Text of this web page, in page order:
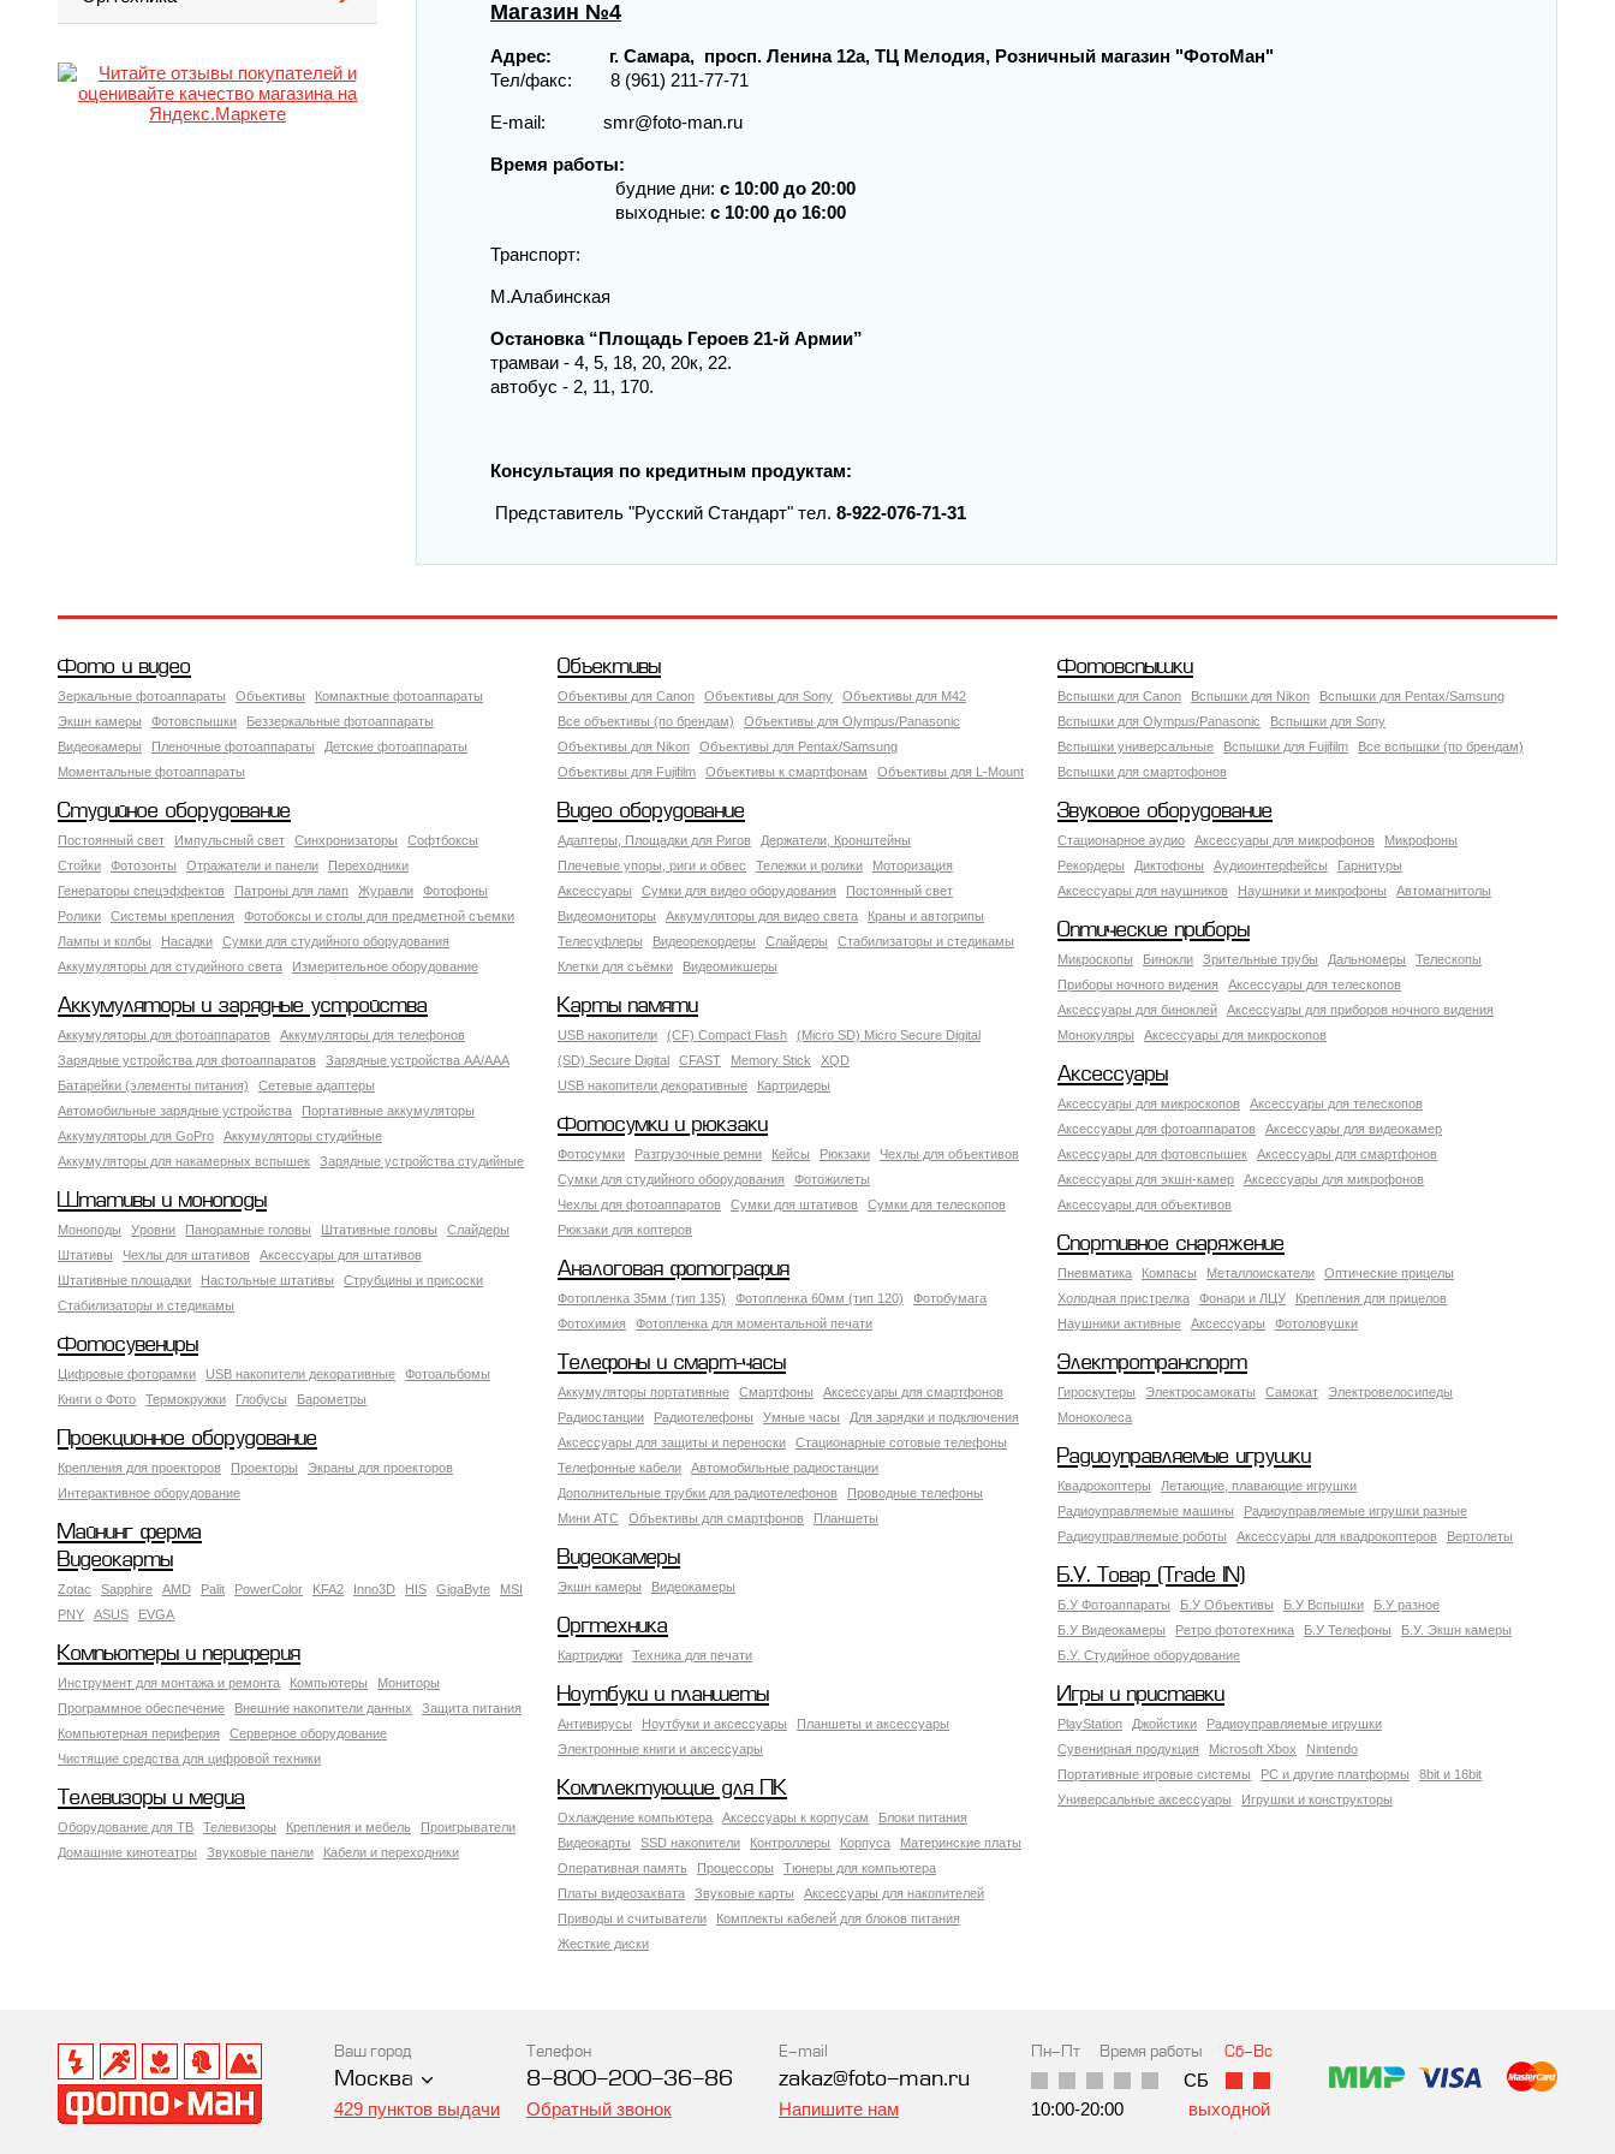
Магазин №4
Адрес: г. Самара, просп. Ленина 12а, ТЦ Мелодия, Розничный магазин "ФотоМан"
Тел/факс: 8 (961) 211-77-71
E-mail: smr@foto-man.ru
Время работы:
будние дни: с 10:00 до 20:00
выходные: с 10:00 до 16:00
Транспорт:
М.Алабинская
Остановка “Площадь Героев 21-й Армии”
трамваи - 4, 5, 18, 20, 20к, 22.
автобус - 2, 11, 170.
Консультация по кредитным продуктам:
Представитель "Русский Стандарт" тел. 8-922-076-71-31
Фото и видео
Зеркальные фотоаппараты Объективы
Компактные фотоаппараты
Экшн камеры
Фотовспышки
Беззеркальные фотоаппараты
Видеокамеры
Пленочные фотоаппараты
Детские фотоаппараты
Моментальные фотоаппараты
Объективы
Объективы для Canon Объективы для Sony
Объективы для M42
Все объективы (по брендам)
Объективы для Olympus/Panasonic
Объективы для Nikon
Объективы для Pentax/Samsung
Объективы для Fujifilm
Объективы к смартфонам Объективы для L-Mount
Фотовспышки
Вспышки для Canon Вспышки для Nikon
Вспышки для Pentax/Samsung
Вспышки для Olympus/Panasonic
Вспышки для Sony
Вспышки универсальные
Вспышки для Fujifilm
Все вспышки (по брендам)
Вспышки для смартофонов
Студийное оборудование
Постоянный свет Импульсный свет Синхронизаторы
Софтбоксы
Стойки
Фотозонты Отражатели и панели
Переходники
Генераторы спецэффектов
Патроны для ламп Журавли
Фотофоны
Ролики
Системы крепления
Фотобоксы и столы для предметной съемки
Лампы и колбы
Насадки
Сумки для студийного оборудования
Аккумуляторы для студийного света
Измерительное оборудование
Видео оборудование
Адаптеры, Площадки для Ригов
Держатели, Кронштейны
Плечевые упоры, риги и обвес
Тележки и ролики
Моторизация
Аксессуары
Сумки для видео оборудования
Постоянный свет
Видеомониторы
Аккумуляторы для видео света
Краны и автогрипы
Телесуфлеры
Видеорекордеры Слайдеры
Стабилизаторы и стедикамы
Клетки для съёмки
Видеомикшеры
Звуковое оборудование
Стационарное аудио Аксессуары для микрофонов
Микрофоны
Рекордеры
Диктофоны Аудиоинтерфейсы
Гарнитуры
Аксессуары для наушников
Наушники и микрофоны Автомагнитолы
Оптические приборы
Микроскопы Бинокли Зрительные трубы Дальномеры
Телескопы
Приборы ночного видения
Аксессуары для телескопов
Аксессуары для биноклей
Аксессуары для приборов ночного видения
Монокуляры
Аксессуары для микроскопов
Аккумуляторы и зарядные устройства
Аккумуляторы для фотоаппаратов
Аккумуляторы для телефонов
Зарядные устройства для фотоаппаратов
Зарядные устройства AA/AAA
Батарейки (элементы питания)
Сетевые адаптеры
Автомобильные зарядные устройства
Портативные аккумуляторы
Аккумуляторы для GoPro
Аккумуляторы студийные
Аккумуляторы для накамерных вспышек
Зарядные устройства студийные
Карты памяти
USB накопители (CF) Compact Flash
(Micro SD) Micro Secure Digital
(SD) Secure Digital
CFAST Memory Stick
XQD
USB накопители декоративные
Картридеры Аксессуары
Аксессуары для микроскопов
Аксессуары для телескопов
Аксессуары для фотоаппаратов
Аксессуары для видеокамер
Аксессуары для фотовспышек
Аксессуары для смартфонов
Аксессуары для экшн-камер
Аксессуары для микрофонов
Аксессуары для объективов
Фотосумки и рюкзаки
Фотосумки Разгрузочные ремни Кейсы Рюкзаки
Чехлы для объективов
Сумки для студийного оборудования
Фотожилеты
Чехлы для фотоаппаратов
Сумки для штативов
Сумки для телескопов
Рюкзаки для коптеров
Штативы и моноподы
Моноподы Уровни Панорамные головы Штативные головы
Слайдеры
Штативы
Чехлы для штативов
Аксессуары для штативов
Штативные площадки
Настольные штативы
Струбцины и присоски
Стабилизаторы и стедикамы
Спортивное снаряжение
Пневматика Компасы Металлоискатели
Оптические прицелы
Холодная пристрелка
Фонари и ЛЦУ
Крепления для прицелов
Наушники активные
Аксессуары Фотоловушки
Аналоговая фотография
Фотопленка 35мм (тип 135) Фотопленка 60мм (тип 120)
Фотобумага
Фотохимия
Фотопленка для моментальной печати
Фотосувениры
Цифровые фоторамки USB накопители декоративные
Фотоальбомы
Книги о Фото
Термокружки Глобусы Барометры
Телефоны и смарт-часы
Аккумуляторы портативные Смартфоны
Аксессуары для смартфонов
Радиостанции
Радиотелефоны Умные часы
Для зарядки и подключения
Аксессуары для защиты и переноски
Стационарные сотовые телефоны
Телефонные кабели
Автомобильные радиостанции
Дополнительные трубки для радиотелефонов
Проводные телефоны
Мини АТС
Объективы для смартфонов Планшеты
Электротранспорт
Гироскутеры Электросамокаты Самокат
Электровелосипеды
Моноколеса
Проекционное оборудование
Крепления для проекторов Проекторы
Экраны для проекторов
Интерактивное оборудование
Радиоуправляемые игрушки
Квадрокоптеры
Летающие, плавающие игрушки
Радиоуправляемые машины
Радиоуправляемые игрушки разные
Радиоуправляемые роботы
Аксессуары для квадрокоптеров Вертолеты
Майнинг ферма
Видеокамеры
Экшн камеры Видеокамеры
Видеокарты
Zotac Sapphire AMD Palit PowerColor KFA2 Inno3D HIS GigaByte
MSI
PNY
ASUS EVGA
Б.У. Товар (Trade IN)
Б.У Фотоаппараты Б.У Объективы Б.У Вспышки
Б.У разное
Б.У Видеокамеры
Ретро фототехника Б.У Телефоны
Б.У. Экшн камеры
Б.У. Студийное оборудование
Оргтехника
Картриджи Техника для печати
Компьютеры и периферия
Инструмент для монтажа и ремонта Компьютеры
Мониторы
Программное обеспечение
Внешние накопители данных
Защита питания
Компьютерная периферия
Серверное оборудование
Чистящие средства для цифровой техники
Ноутбуки и планшеты
Антивирусы Ноутбуки и аксессуары
Планшеты и аксессуары
Электронные книги и аксессуары
Игры и приставки
PlayStation Джойстики
Радиоуправляемые игрушки
Сувенирная продукция
Microsoft Xbox
Nintendo
Портативные игровые системы
PC и другие платформы
8bit и 16bit
Универсальные аксессуары
Игрушки и конструкторы
Комплектующие для ПК
Охлаждение компьютера Аксессуары к корпусам
Блоки питания
Видеокарты
SSD накопители Контроллеры Корпуса
Материнские платы
Оперативная память
Процессоры
Тюнеры для компьютера
Платы видеозахвата
Звуковые карты
Аксессуары для накопителей
Приводы и считыватели
Комплекты кабелей для блоков питания
Жесткие диски
Телевизоры и медиа
Оборудование для ТВ Телевизоры Крепления и мебель
Проигрыватели
Домашние кинотеатры
Звуковые панели Кабели и переходники
Ваш город
Москва
429 пунктов выдачи
Телефон
8-800-200-36-86
Обратный звонок
E-mail
zakaz@foto-man.ru
Напишите нам
Пн-Пт Время работы Сб-Вс
10:00-20:00 выходной
СБ